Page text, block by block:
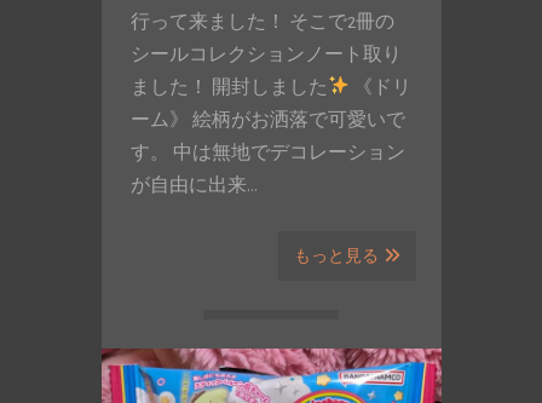
行って来ました！ そこで2冊の
シールコレクションノート取り
ました！ 開封しました
《ドリ
ーム》 絵柄がお洒落で可愛いで
す。 中は無地でデコレーション
が自由に出来…
もっと見る